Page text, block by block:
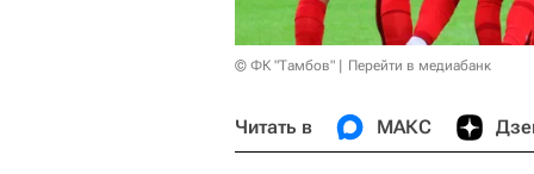
© ФК "Тамбов" Перейти в медиабанк
Читать в МАКС